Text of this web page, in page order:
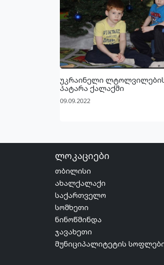
უკრაინელი
პატარა ქალაქში
09.09.2022
ლოკაციები
თბილისი
ახალქალაქი
საქართველო
სომხეთი
ნინოწმინდა
ჯავახეთი
მუნიციპალიტეტის